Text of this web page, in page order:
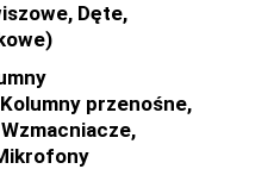
Dęte,
przenośne,